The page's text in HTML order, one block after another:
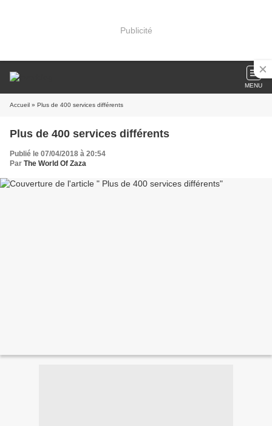
Publicité
MENU
Accueil » Plus de 400 services différents
Plus de 400 services différents
Publié le 07/04/2018 à 20:54
Par The World Of Zaza